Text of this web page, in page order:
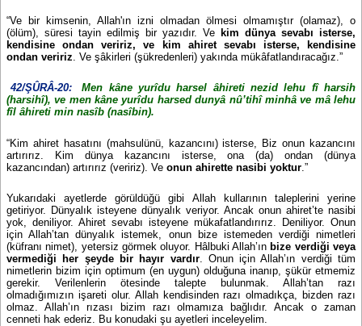
“Ve bir kimsenin, Allah'ın izni olmadan ölmesi olmamıştır (olamaz), o
(ölüm), süresi tayin edilmiş bir yazıdır. Ve kim dünya sevabı isterse,
kendisine ondan veririz, ve kim ahiret sevabı isterse, kendisine
ondan veririz . Ve şâkirleri (şükredenleri) yakında mükâfatlandıracağız.”
42/ŞÛRÂ-20:
Men kâne yurîdu harsel âhireti nezid lehu fî harsih
(harsihî), ve men kâne yurîdu harsed dunyâ nû’tihî minhâ ve mâ lehu
fîl âhireti min nasîb (nasîbin).
“Kim ahiret hasatını (mahsulünü, kazancını) isterse, Biz onun kazancını
artırırız. Kim dünya kazancını isterse, ona (da) ondan (dünya
kazancından) artırırız (veririz). Ve onun ahirette nasibi yoktur .”
Yukarıdaki ayetlerde görüldüğü gibi Allah kullarının taleplerini yerine
getiriyor. Dünyalık isteyene dünyalık veriyor. Ancak onun ahiret’te nasibi
yok, deniliyor. Ahiret sevabı isteyene mükafatlandırırız. Deniliyor. Onun
için Allah’tan dünyalık istemek, onun bize istemeden verdiği nimetleri
(küfranı nimet), yetersiz görmek oluyor. Hâlbuki Allah’ın bize verdiği veya
vermediği her şeyde bir hayır vardır. Onun için Allah’ın verdiği tüm
nimetlerin bizim için optimum (en uygun) olduğuna inanıp, şükür etmemiz
gerekir. Verilenlerin ötesinde talepte bulunmak. Allah’tan razı
olmadığımızın işareti olur. Allah kendisinden razı olmadıkça, bizden razı
olmaz. Allah’ın rızası bizim razı olmamıza bağlıdır. Ancak o zaman
cenneti hak ederiz. Bu konudaki şu ayetleri inceleyelim.